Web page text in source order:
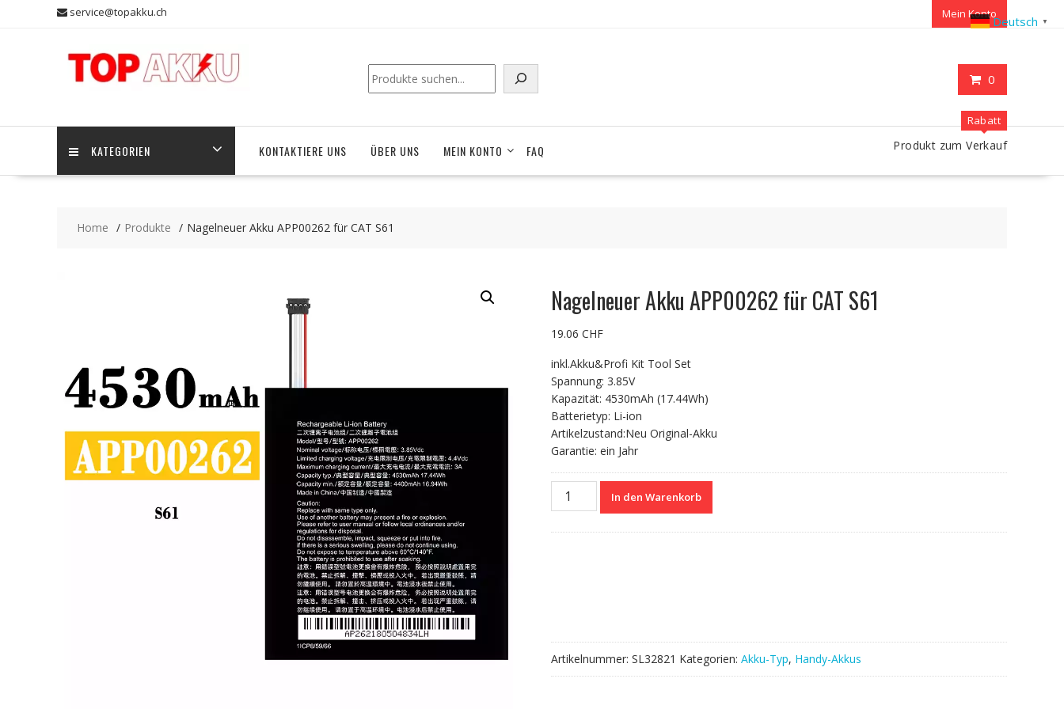
service@topakku.ch Mein Konto
0
Suchen
KATEGORIEN KONTAKTIERE UNS ÜBER UNS MEIN KONTO FAQ
Rabatt
Produkt zum Verkauf
Home Produkte Nagelneuer Akku APP00262 für CAT S61
Nagelneuer Akku APP00262 für CAT S61
19.06 CHF
inkl.Akku&Profi Kit Tool Set
Spannung: 3.85V
Kapazität: 4530mAh (17.44Wh)
Batterietyp: Li-ion
Artikelzustand:Neu Original-Akku
Garantie: ein Jahr
Nagelneuer
Akku
In den Warenkorb
Artikelnummer: SL32821 Kategorien: Akku-Typ, Handy-Akkus
Deutsch ▼